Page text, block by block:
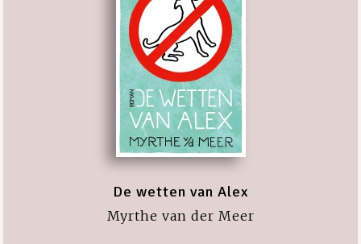
De wetten van Alex
Myrthe van der Meer